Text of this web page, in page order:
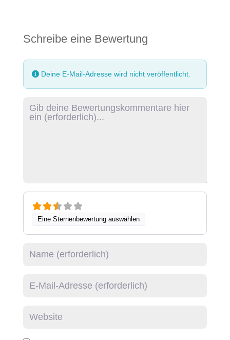
Schreibe eine Bewertung
Deine E-Mail-Adresse wird nicht veröffentlicht.
Rezensionstext
Eine Sternenbewertung auswählen